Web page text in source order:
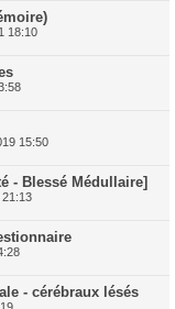
18:10
15:50
- Blessé Médullaire]
- cérébraux lésés